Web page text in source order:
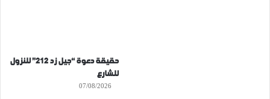
حقيقة دعوة “جيل زد 212” للنزول
للشارع
07/08/2026